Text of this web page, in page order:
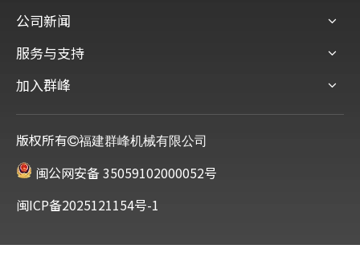
公司新闻
服务与支持
加入群峰
版权所有福建群峰机械有限公司
闽公网安备 35059102000052号
闽ICP备2025121154号-1